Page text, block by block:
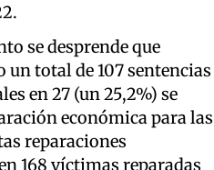
se desprende que
total de 107 sentencias
en 27 (un 25,2%) se
económica para las
reparaciones
168 víctimas reparadas